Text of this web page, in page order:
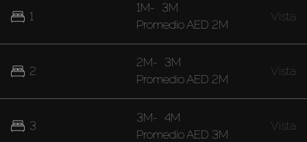
1
2
3
1M- 3M
PromedioAED 2M
Vista
2M- 3M
PromedioAED 2M
Vista
3M- 4M
Promedio AED 3M
Vista